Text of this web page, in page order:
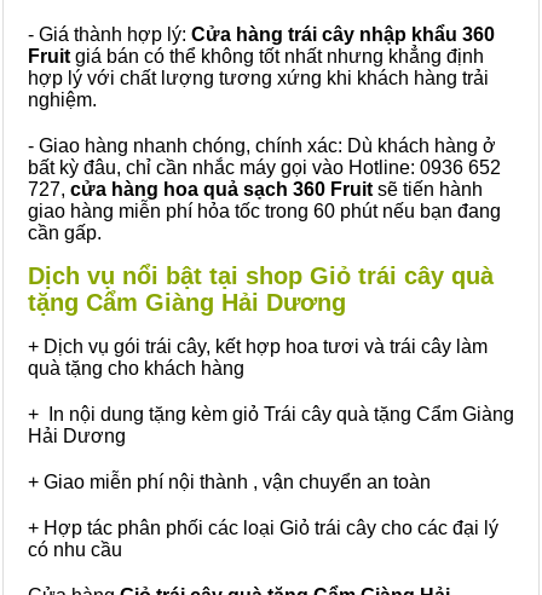
- Giá thành hợp lý: Cửa hàng trái cây nhập khẩu 360
Fruit giá bán có thể không tốt nhất nhưng khẳng định
hợp lý với chất lượng tương xứng khi khách hàng trải
nghiệm.
- Giao hàng nhanh chóng, chính xác: Dù khách hàng ở
bất kỳ đâu, chỉ cần nhắc máy gọi vào Hotline: 0936 652
727, cửa hàng hoa quả sạch 360 Fruit sẽ tiến hành
giao hàng miễn phí hỏa tốc trong 60 phút nếu bạn đang
cần gấp.
Dịch vụ nổi bật tại shop Giỏ trái cây quà
tặng Cẩm Giàng Hải Dương
+ Dịch vụ gói trái cây, kết hợp hoa tươi và trái cây làm
quà tặng cho khách hàng
+ In nội dung tặng kèm giỏ Trái cây quà tặng Cẩm Giàng
Hải Dương
+ Giao miễn phí nội thành , vận chuyển an toàn
+ Hợp tác phân phối các loại Giỏ trái cây cho các đại lý
có nhu cầu